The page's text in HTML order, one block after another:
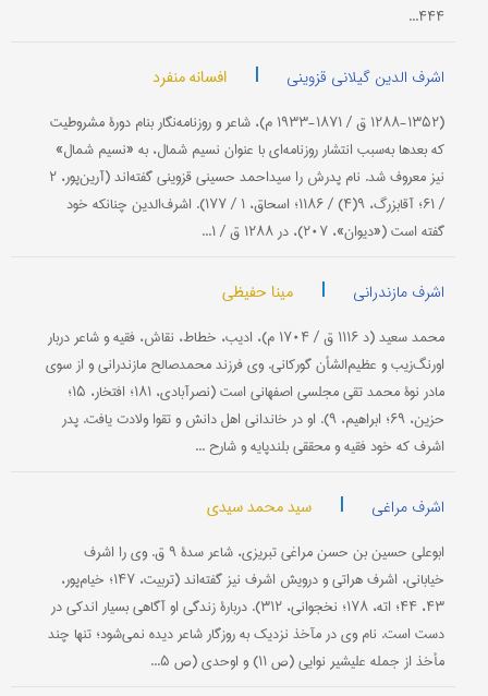
۴۴۴...
اشرف الدین گیلانی قزوینی | افسانه منفرد
(۱۲۸۸-۱۳۵۲ ق / ۱۸۷۱-۱۹۳۳ م)، شاعر و روزنامه‌نگار بنام دورۀ مشروطیت
كه بعدها به‌سبب انتشار روزنامه‌ای با عنوان نسیم شمال، به «نسیم شمال»
نیز معروف شد. نام پدرش را سیداحمد حسینی قزوینی گفته‌اند (آرین‌پور، ۲
/ ۶۱؛ آقابزرگ، ۹(۴) / ۱۱۸۶؛ اسحاق، ۱ / ۱۷۷). اشرف‌الدین چنانكه خود
گفته است («دیوان»، ۲۰۷)، در ۱۲۸۸ ق / ۱...
اشرف مازندرانی | مینا حفیظی
محمد سعید (د ۱۱۱۶ ق / ۱۷۰۴ م)، ادیب، خطاط، نقاش، فقیه و شاعر دربار
اورنگ‌زیب و عظیم‌الشأن گوركانی. وی فرزند محمدصالح مازندرانی و از سوی
مادر نوۀ محمد تقی مجلسی اصفهانی است (نصرآبادی، ۱۸۱؛ افتخار، ۱۵؛
حزین، ۶۹؛ ابراهیم، ۹). او در خاندانی اهل دانش و تقوا ولادت یافت. پدر
اشرف كه خود فقیه و محققی بلندپایه و شارح ...
اشرف مراغی | سید محمد سیدی
ابوعلی حسین بن حسن مراغی تبریزی، شاعر سدۀ ۹ ق. وی را اشرف
خیابانی، اشرف هراتی و درویش اشرف نیز گفته‌اند (تربیت، ۱۴۷؛ خیام‌پور،
۴۳، ۴۴؛ اته، ۱۷۸؛ نخجوانی، ۳۱۲). دربارۀ زندگی او آگاهی بسیار اندكی در
دست است. نام وی در مآخذ نزدیك به روزگار شاعر دیده نمی‌شود؛ تنها چند
مأخذ از جمله علیشیر نوایی (ص ۱۱) و اوحدی (ص ۵...